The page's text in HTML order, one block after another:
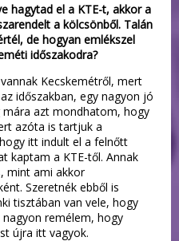
hagytad el a KTE-t, akkor a
a kölcsönből. Talán
de hogyan emlékszel
időszakodra?
Kecskemétről, mert
időszakban, egy nagyon jó
mára azt mondhatom, hogy
azóta is tartjuk a
itt indult el a felnőtt
kaptam a KTE-től. Annak
mint ami akkor
Szeretnék ebből is
tisztában van vele, hogy
remélem, hogy
újra itt vagyok.